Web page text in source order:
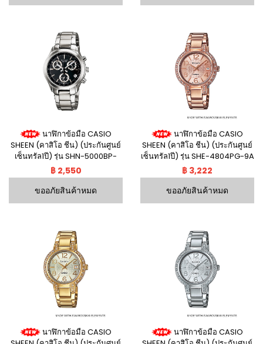
นาฬิกาข้อมือ CASIO
SHEEN (คาสิโอ ชีน) (ประกันศูนย์
เซ็นทรัล1ปี) รุ่น SHN-5000BP-
1AV
฿ 2,550
ขออภัยสินค้าหมด
นาฬิกาข้อมือ CASIO
SHEEN (คาสิโอ ชีน) (ประกันศูนย์
เซ็นทรัล1ปี) รุ่น SHE-4804PG-9A
฿ 3,222
ขออภัยสินค้าหมด
นาฬิกาข้อมือ CASIO
นาฬิกาข้อมือ CASIO